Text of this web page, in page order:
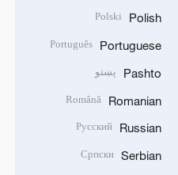
Polish
Polski
Portuguese
Português
Pashto پښتو
Romanian
Română
Russian
Русский
Serbian
Српски